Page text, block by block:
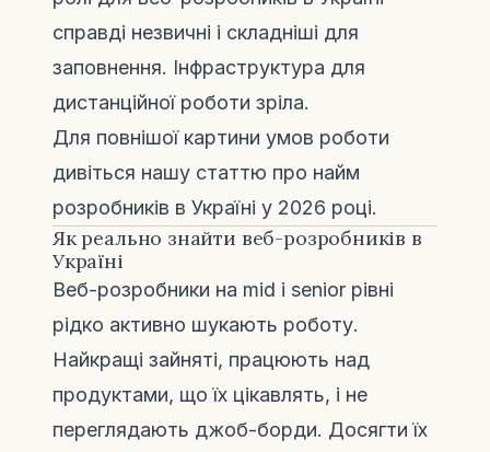
справді незвичні і складніші для
заповнення. Інфраструктура для
дистанційної роботи зріла.
Для повнішої картини умов роботи
дивіться нашу статтю про найм
розробників в Україні у 2026 році.
Як реально знайти веб-розробників в
Україні
Веб-розробники на mid і senior рівні
рідко активно шукають роботу.
Найкращі зайняті, працюють над
продуктами, що їх цікавлять, і не
переглядають джоб-борди. Досягти їх